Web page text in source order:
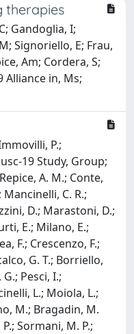
therapies
Gandoglia, I;
Signoriello, E; Frau,
Am; Cordera, S;
Alliance in, Ms;
P.;
19 Study, Group;
A. M.; Conte,
C. R.;
D.; Marastoni, D.;
E.; Milano, E.;
F.; Crescenzo, F.;
G. T.; Borriello,
Pesci, I.;
L.; Moiola, L.;
M.; Bragadin, M.
Sormani, M. P.;